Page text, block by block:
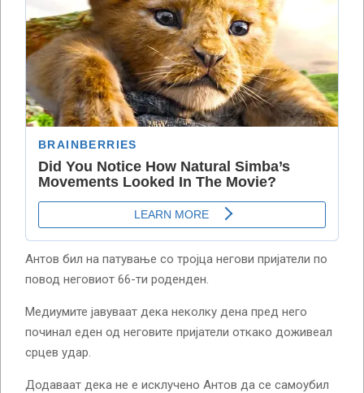
Антов бил на патување со тројца негови пријатели по
повод неговиот 66-ти роденден.
Медиумите јавуваат дека неколку дена пред него
починал еден од неговите пријатели откако доживеал
срцев удар.
Додаваат дека не е исклучено Антов да се самоубил